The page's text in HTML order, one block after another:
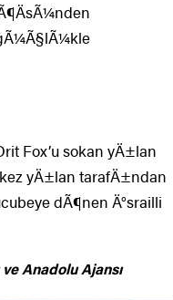
Fox’u sokan yÄ±lan
yÄ±lan tarafÄ±ndan
dÃ¶nen Ä°srailli
Anadolu Ajansı